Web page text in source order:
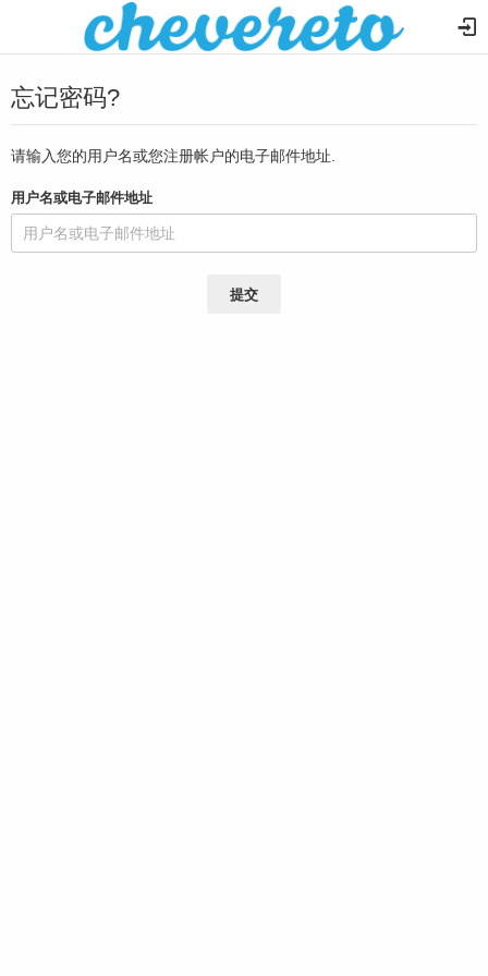
忘记密码?
请输入您的用户名或您注册帐户的电子邮件地址.
用户名或电子邮件地址
提交